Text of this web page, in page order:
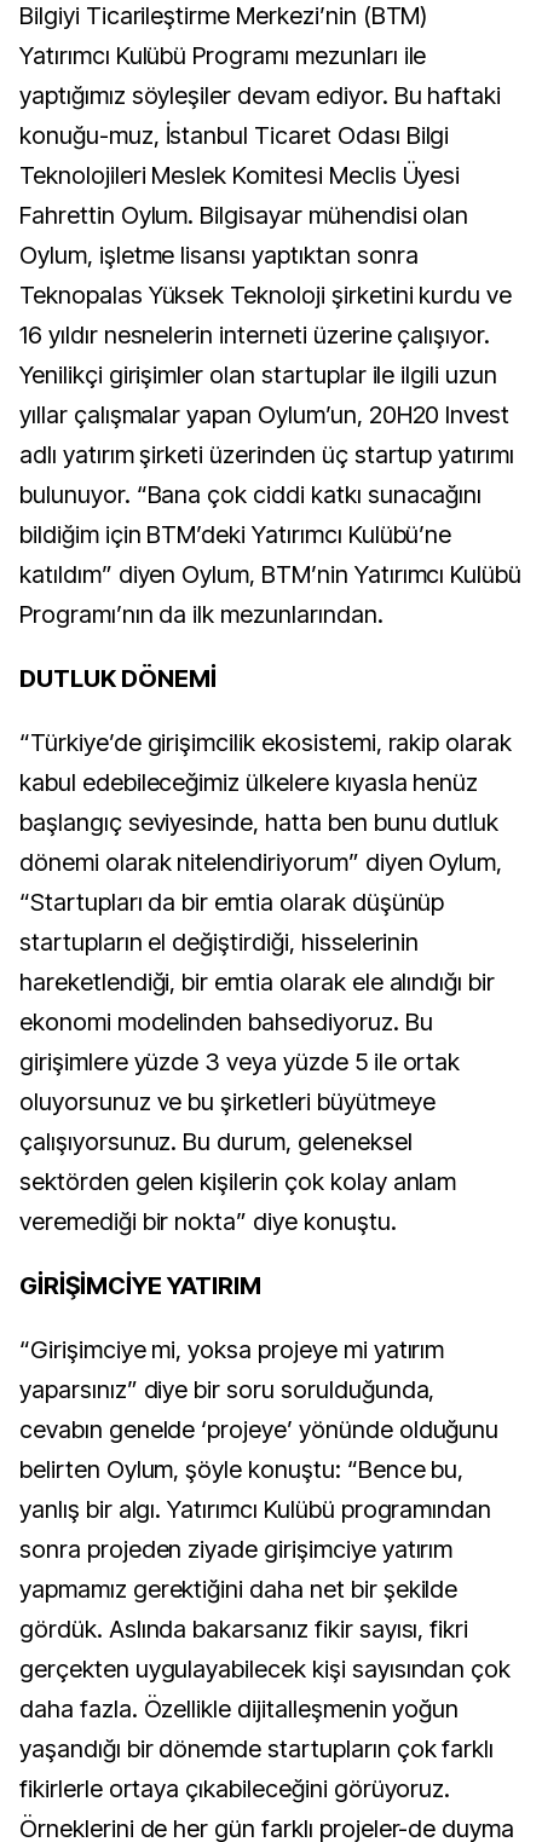
Bilgiyi Ticarileştirme Merkezi’nin (BTM)
Yatırımcı Kulübü Programı mezunları ile
yaptığımız söyleşiler devam ediyor. Bu haftaki
konuğu-muz, İstanbul Ticaret Odası Bilgi
Teknolojileri Meslek Komitesi Meclis Üyesi
Fahrettin Oylum. Bilgisayar mühendisi olan
Oylum, işletme lisansı yaptıktan sonra
Teknopalas Yüksek Teknoloji şirketini kurdu ve
16 yıldır nesnelerin interneti üzerine çalışıyor.
Yenilikçi girişimler olan startuplar ile ilgili uzun
yıllar çalışmalar yapan Oylum’un, 20H20 Invest
adlı yatırım şirketi üzerinden üç startup yatırımı
bulunuyor. “Bana çok ciddi katkı sunacağını
bildiğim için BTM’deki Yatırımcı Kulübü’ne
katıldım” diyen Oylum, BTM’nin Yatırımcı Kulübü
Programı’nın da ilk mezunlarından.
DUTLUK DÖNEMİ
“Türkiye’de girişimcilik ekosistemi, rakip olarak
kabul edebileceğimiz ülkelere kıyasla henüz
başlangıç seviyesinde, hatta ben bunu dutluk
dönemi olarak nitelendiriyorum” diyen Oylum,
“Startupları da bir emtia olarak düşünüp
startupların el değiştirdiği, hisselerinin
hareketlendiği, bir emtia olarak ele alındığı bir
ekonomi modelinden bahsediyoruz. Bu
girişimlere yüzde 3 veya yüzde 5 ile ortak
oluyorsunuz ve bu şirketleri büyütmeye
çalışıyorsunuz. Bu durum, geleneksel
sektörden gelen kişilerin çok kolay anlam
veremediği bir nokta” diye konuştu.
GİRİŞİMCİYE YATIRIM
“Girişimciye mi, yoksa projeye mi yatırım
yaparsınız” diye bir soru sorulduğunda,
cevabın genelde ‘projeye’ yönünde olduğunu
belirten Oylum, şöyle konuştu: “Bence bu,
yanlış bir algı. Yatırımcı Kulübü programından
sonra projeden ziyade girişimciye yatırım
yapmamız gerektiğini daha net bir şekilde
gördük. Aslında bakarsanız fikir sayısı, fikri
gerçekten uygulayabilecek kişi sayısından çok
daha fazla. Özellikle dijitalleşmenin yoğun
yaşandığı bir dönemde startupların çok farklı
fikirlerle ortaya çıkabileceğini görüyoruz.
Örneklerini de her gün farklı projeler-de duyma